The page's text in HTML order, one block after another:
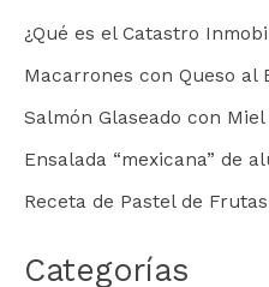
Entradas
¿Qué es el Catastro
Macarrones con Queso al
Salmón Glaseado con Miel
Ensalada “mexicana” de
Receta de Pastel de